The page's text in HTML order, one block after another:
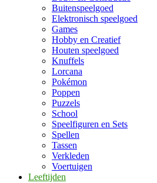
Buitenspeelgoed
Elektronisch speelgoed
Games
Hobby en Creatief
Houten speelgoed
Knuffels
Lorcana
Pokémon
Poppen
Puzzels
School
Speelfiguren en Sets
Spellen
Tassen
Verkleden
Voertuigen
Leeftijden